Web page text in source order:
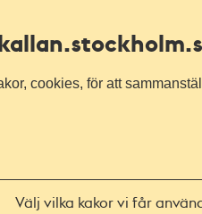
cookies, för att
Välj vilka kakor vi får